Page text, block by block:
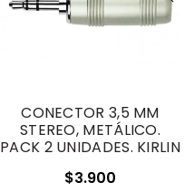
CONECTOR 3,5 MM
STEREO, METÁLICO.
PACK 2 UNIDADES. KIRLIN
$3.900